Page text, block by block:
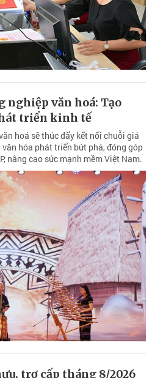
nghiệp văn hoá: Tạo
triển kinh tế
hoá sẽ thúc đẩy kết nối chuỗi giá
hóa phát triển bứt phá, đóng góp
nâng cao sức mạnh mềm Việt Nam.
trợ cấp tháng 8/2026